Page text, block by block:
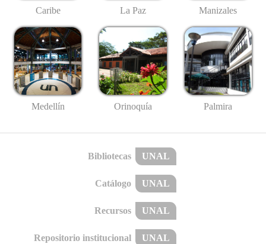
Caribe La Paz Manizales
Medellín Orinoquía Palmira
Bibliotecas UNAL
Catálogo UNAL
Recursos UNAL
Repositorio institucional UNAL